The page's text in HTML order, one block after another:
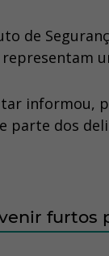
de
informou,
parte dos
furtos